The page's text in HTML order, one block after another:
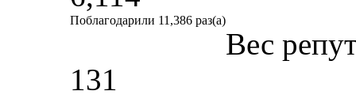
Поблагодарили 11,386 раз(а)
Вес
131